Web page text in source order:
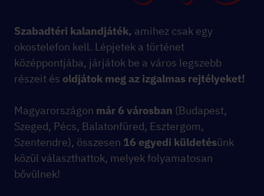
Szabadtéri kalandjáték, amihez csak egy
okostelefon kell. Lépjetek a történet
középpontjába, járjátok be a város legszebb
részeit és oldjátok meg az izgalmas rejtélyeket!
Magyarországon már 6 városban (Budapest,
Szeged, Pécs, Balatonfüred, Esztergom,
Szentendre), összesen 16 egyedi küldetésünk
közül választhattok, melyek folyamatosan
bővülnek!